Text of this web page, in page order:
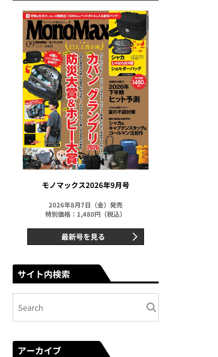
モノマックス2026年9月号
2026年8月7日（金）発売
特別価格：1,480円（税込）
最新号を見る
サイト内検索
アーカイブ